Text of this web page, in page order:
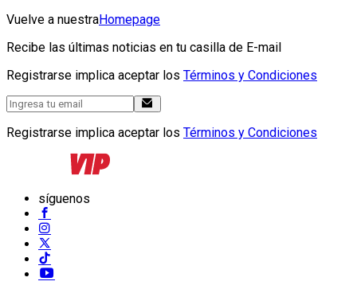
Vuelve a nuestraHomepage
Recibe las últimas noticias en tu casilla de E-mail
Registrarse implica aceptar los Términos y Condiciones
Registrarse implica aceptar los Términos y Condiciones
síguenos